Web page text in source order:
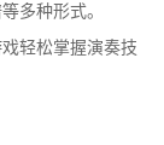
多种形式。
轻松掌握演奏技